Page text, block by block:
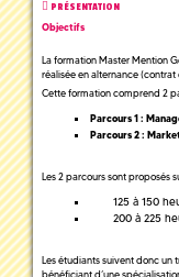
PRÉSENTATION
Objectifs
La formation Master Mention
réalisée en alternance
Cette formation comprend 2
Parcours 1 :
Parcours 2 :
Les 2 parcours sont proposés
125 à 150
200 à 225
Les étudiants suivent donc un
bénéficiant d’une